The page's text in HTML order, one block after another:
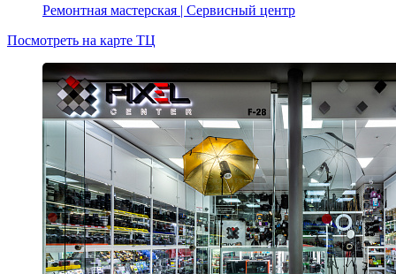
Ремонтная мастерская | Сервисный центр
Посмотреть на карте ТЦ